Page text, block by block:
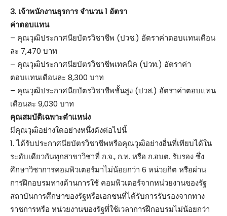
3. เจ้าพนักงานธุรการ จำนวน 1 อัตรา
ค่าตอบแทน
– คุณวุฒิประกาศนียบัตรวิชาชีพ (ปวช.) อัตราค่าตอบแทนเดือน
ละ 7,470 บาท
– คุณวุฒิประกาศนียบัตรวิชาชีพเทคนิค (ปวท.) อัตราค่า
ตอบแทนเดือนละ 8,300 บาท
– คุณวุฒิประกาศนียบัตรวิชาชีพชั้นสูง (ปวส.) อัตราค่าตอบแทน
เดือนละ 9,030 บาท
คุณสมบัติเฉพาะตำแหน่ง
มีคุณวุฒิอย่างใดอย่างหนึ่งดังต่อไปนี้
1. ได้รับประกาศนียบัตรวิชาชีพหรือคุณวุฒิอย่างอื่นที่เทียบได้ใน
ระดับเดียวกันทุกสาขาวิชาที่ ก.จ., ก.ท. หรือ ก.อบต. รับรอง ซึ่ง
ศึกษาวิชาการคอมพิวเตอร์มาไม่น้อยกว่า 6 หน่วยกิต หรือผ่าน
การฝึกอบรมทางด้านการใช้ คอมพิวเตอร์จากหน่วยงานของรัฐ
สถาบันการศึกษาของรัฐหรือเอกชนที่ได้รับการรับรองจากทาง
ราชการหรือ หน่วยงานของรัฐที่ใช้เวลาการฝึกอบรมไม่น้อยกว่า